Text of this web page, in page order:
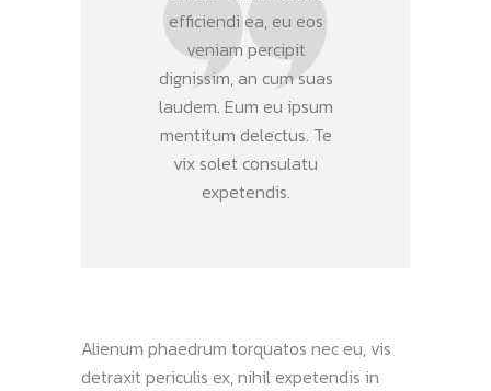
efficiendi ea, eu eos
veniam percipit
dignissim, an cum suas
laudem. Eum eu ipsum
mentitum delectus. Te
vix solet consulatu
expetendis.
Alienum phaedrum torquatos nec eu, vis
detraxit periculis ex, nihil expetendis in